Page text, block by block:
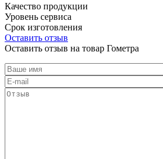
Качество продукции
Уровень сервиса
Срок изготовления
Оставить отзыв
Оставить отзыв на товар Гометра